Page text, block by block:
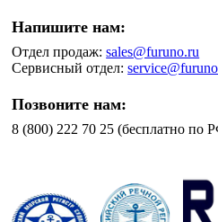
Напишите нам:
Отдел продаж:sales@furuno.ru
Сервисный отдел:
Позвоните нам:
8 (800) 222 70 25 (бесплатно по